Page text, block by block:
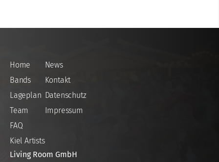
Home
Bands
Lageplan
Team
FAQ
Kiel Artists
News
Kontakt
Datenschutz
Impressum
Living Room GmbH